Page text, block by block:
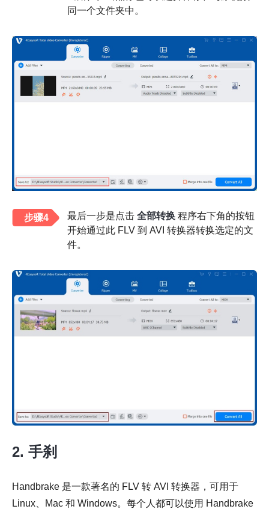
同一个文件夹中。
步骤4 最后一步是点击 全部转换 程序右下角的按钮
开始通过此 FLV 到 AVI 转换器转换选定的文
件。
2. 手刹
Handbrake 是一款著名的 FLV 转 AVI 转换器，可用于
Linux、Mac 和 Windows。每个人都可以使用 Handbrake